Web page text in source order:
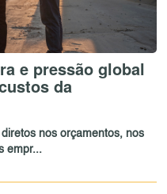
e pressão global
da
nos orçamentos, nos
empr...